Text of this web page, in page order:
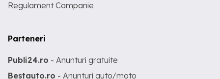
Regulament Campanie
Parteneri
Publi24.ro - Anunturi gratuite
Bestauto.ro - Anunturi auto/moto